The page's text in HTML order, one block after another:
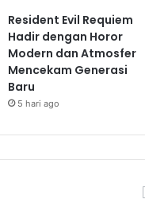
Resident Evil Requiem
Hadir dengan Horor
Modern dan Atmosfer
Mencekam Generasi
Baru
5 hari ago